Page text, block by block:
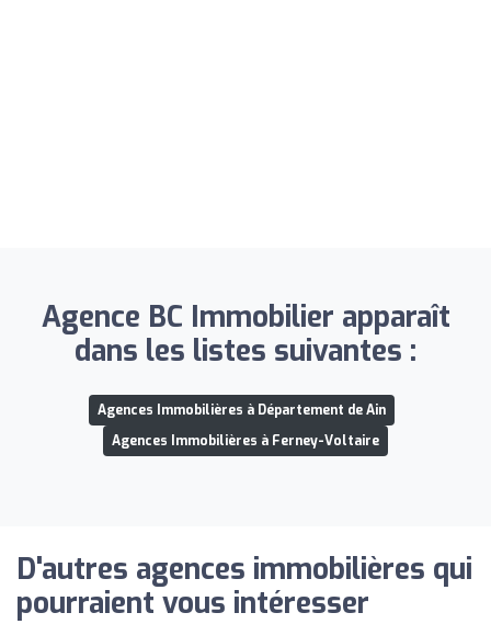
Agence BC Immobilier apparaît
dans les listes suivantes :
Agences Immobilières à Département de Ain
Agences Immobilières à Ferney-Voltaire
D'autres agences immobilières qui
pourraient vous intéresser